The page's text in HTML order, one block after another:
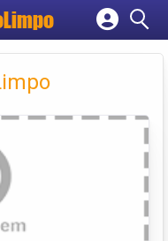
empresa